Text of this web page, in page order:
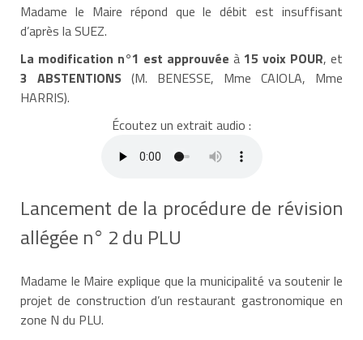
Madame le Maire répond que le débit est insuffisant
d’après la SUEZ.
La modification n°1 est approuvée à 15 voix POUR, et
3 ABSTENTIONS (M. BENESSE, Mme CAIOLA, Mme
HARRIS).
Écoutez un extrait audio :
Lancement de la procédure de révision
allégée n° 2 du PLU
Madame le Maire explique que la municipalité va soutenir le
projet de construction d’un restaurant gastronomique en
zone N du PLU.